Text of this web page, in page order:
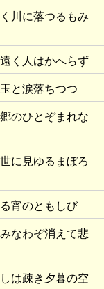
川に落つるもみ
く人はかへらず
と涙落ちつつ
のひとぞまれな
に見ゆるまぼろ
宵のともしび
なわぞ消えて悲
は疎き夕暮の空